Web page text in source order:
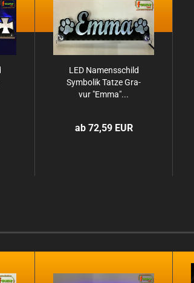
LED Na­mens­schild
Sym­bo­lik Tatze Gra­
vur "Emma"...
ab 72,59 EUR